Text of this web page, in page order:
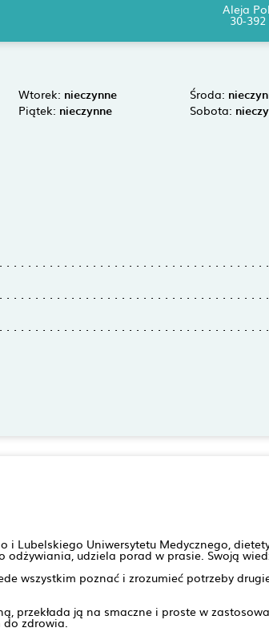
Aleja
30-
Wtorek: nieczynne Środa:
Piątek: nieczynne Sobota:
i Lubelskiego Uniwersytetu Medycznego,
odżywiania, udziela porad w prasie. Swoją
wszystkim poznać i zrozumieć potrzeby
przekłada ją na smaczne i proste w
do zdrowia.